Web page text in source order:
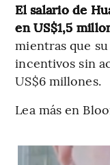
El salario de
en US$1,5
mientras que
incentivos sin
US$6 millones.
Lea más en